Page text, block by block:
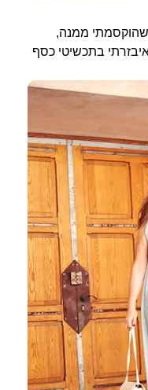
שהוקסמתי ממנה,
בתכשיטי כסף